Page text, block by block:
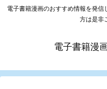
電子書籍漫画のおすすめ情報を発
方は是非
電子書籍漫